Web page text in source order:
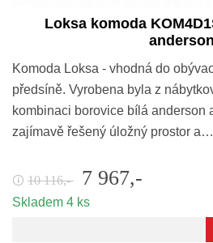
Loksa komoda
anderson
Komoda Loksa - vhodná do
předsíně. Vyrobena byla z
kombinaci borovice bílá anderson
zajímavě řešený úložný prostor a…
🛈 10 116,- 7 967,-
Skladem 4 ks